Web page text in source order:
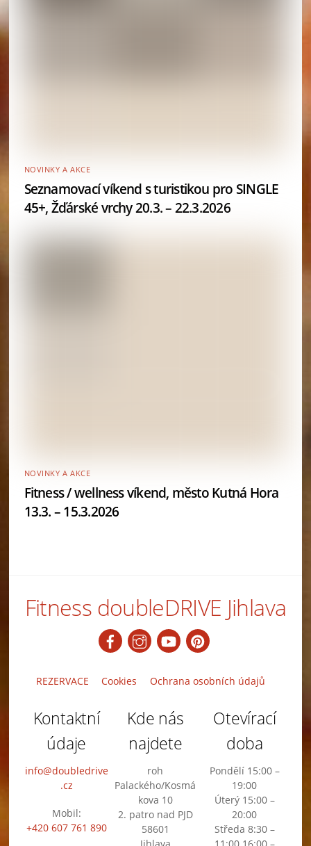
NOVINKY A AKCE
Seznamovací víkend s turistikou pro SINGLE
45+, Žďárské vrchy 20.3. – 22.3.2026
NOVINKY A AKCE
Fitness / wellness víkend, město Kutná Hora
13.3. – 15.3.2026
Back
Fitness doubleDRIVE Jihlava
REZERVACE Cookies Ochrana osobních údajů
Kontaktní
údaje
info@doubledrive
.cz
Mobil:
+420 607 761 890
Kde nás
najdete
roh
Palackého/Kosmá
kova 10
2. patro nad PJD
58601
Otevírací
doba
Pondělí 15:00 –
19:00
Úterý 15:00 –
20:00
Středa 8:30 –